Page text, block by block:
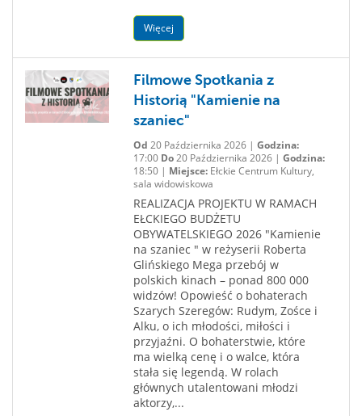
Więcej
Filmowe Spotkania z
Historią "Kamienie na
szaniec"
Od 20 Października 2026 | Godzina:
17:00 Do20 Października 2026 | Godzina:
18:50 | Miejsce:Ełckie Centrum Kultury,
sala widowiskowa
REALIZACJA PROJEKTU W RAMACH
EŁCKIEGO BUDŻETU
OBYWATELSKIEGO 2026 "Kamienie
na szaniec " w reżyserii Roberta
Glińskiego Mega przebój w
polskich kinach – ponad 800 000
widzów! Opowieść o bohaterach
Szarych Szeregów: Rudym, Zośce i
Alku, o ich młodości, miłości i
przyjaźni. O bohaterstwie, które
ma wielką cenę i o walce, która
stała się legendą. W rolach
głównych utalentowani młodzi
aktorzy,...